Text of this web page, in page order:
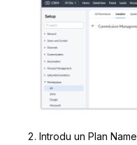
Introdu un Plan Name